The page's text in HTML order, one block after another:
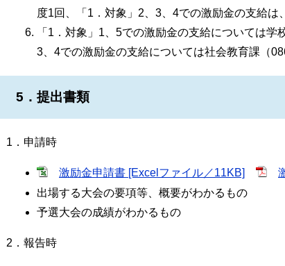
度1回、「1．対象」2、3、4での激励金の支給は
「1．対象」1、5での激励金の支給については学
3、4での激励金の支給については社会教育課（
5．提出書類
1．申請時
激励金申請書 [Excelファイル／11KB]
出場する大会の要項等、概要がわかるもの
予選大会の成績がわかるもの
2．報告時